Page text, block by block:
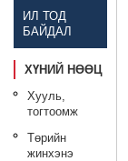
ИЛ ТОД
БАЙДАЛ
ХҮНИЙ НӨӨЦ
Хууль,
тогтоомж
Төрийн
жинхэнэ